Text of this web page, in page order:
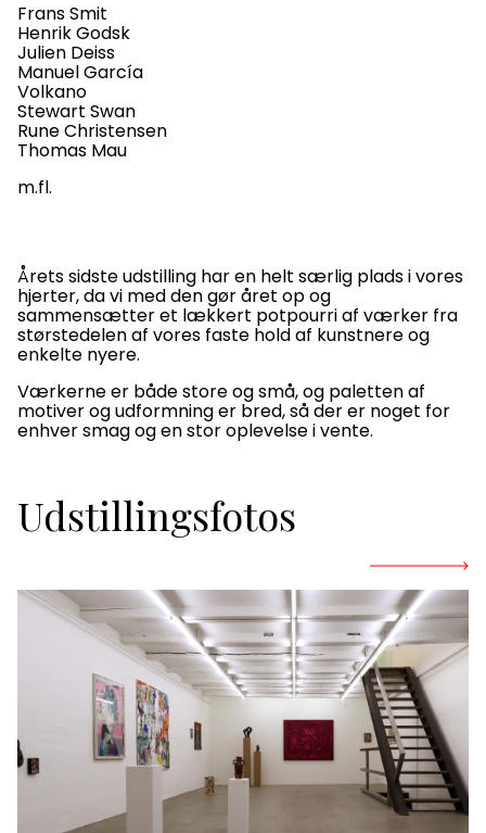
Frans Smit
Henrik Godsk
Julien Deiss
Manuel García
Volkano
Stewart Swan
Rune Christensen
Thomas Mau
m.fl.
Årets sidste udstilling har en helt særlig plads i vores
hjerter, da vi med den gør året op og
sammensætter et lækkert potpourri af værker fra
størstedelen af vores faste hold af kunstnere og
enkelte nyere.
Værkerne er både store og små, og paletten af
motiver og udformning er bred, så der er noget for
enhver smag og en stor oplevelse i vente.
Udstillingsfotos